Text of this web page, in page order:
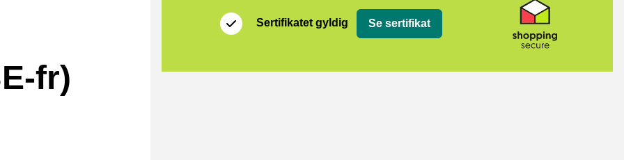
fr)
Sertifikatet gyldig Se sertifikat